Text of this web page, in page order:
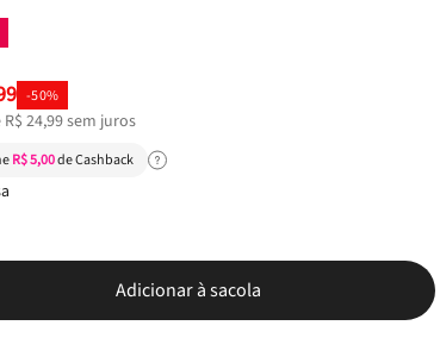
-50%
R$ 24,99sem juros
R$ 5,00de Cashback
Adicionar à sacola